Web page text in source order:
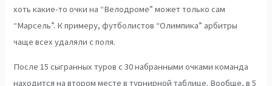
хоть какие-то очки на “Велодроме” может только сам
“Марсель”. К примеру, футболистов “Олимпика” арбитры
чаще всех удаляли с поля.
После 15 сыгранных туров с 30 набранными очками команда
находится на втором месте в турнирной таблице. Вообще, в 5